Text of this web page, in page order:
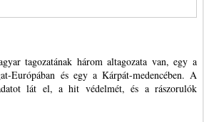
tagozatának három altagozata van, egy a
Európában és egy a Kárpát-medencében. A
lát el, a hit védelmét, és a rászorulók